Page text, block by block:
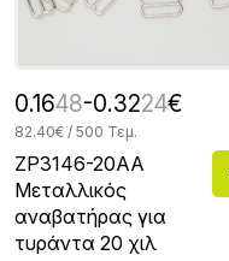
0.1648-0.3224€
82.40€ / 500 Τεμ.
ZP3146-20AA
Μεταλλικός
αναβατήρας για
τυράντα 20 χιλ